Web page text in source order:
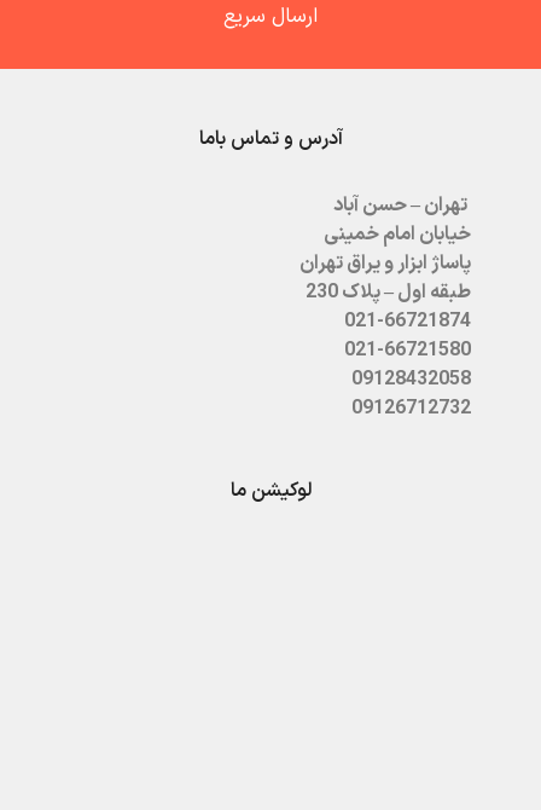
ارسال سریع
آدرس و تماس باما
تهران – حسن آباد
خیابان امام خمینی
پاساژ ابزار و یراق تهران
طبقه اول – پلاک 230
021-66721874
021-66721580
09128432058
09126712732
لوکیشن ما